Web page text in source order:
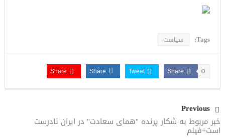
Tags: سیاست
Share 0
Tweet
Share
Share
Previous
خبر مربوط به شکار پرنده "همای سعادت" در ایران نادرست
است+فیلم